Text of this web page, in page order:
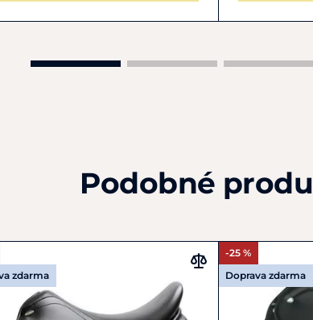
Podobné
zdarma
-25 %
Doprava zdarma